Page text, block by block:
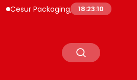
Packaging, Mısır’daki Üretim
18:23:11